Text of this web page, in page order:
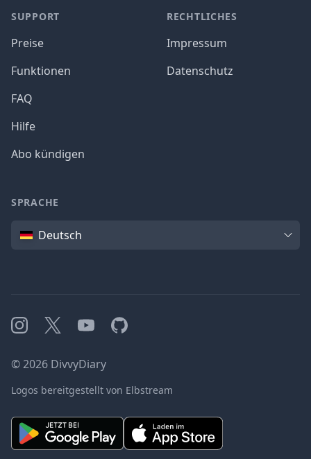
SUPPORT
Preise
Funktionen
FAQ
Hilfe
Abo kündigen
RECHTLICHES
Impressum
Datenschutz
SPRACHE
SpracheDeutsch
Instagram
X YouTubeGitHub
©2026 DivvyDiary
Logos bereitgestellt von Elbstream